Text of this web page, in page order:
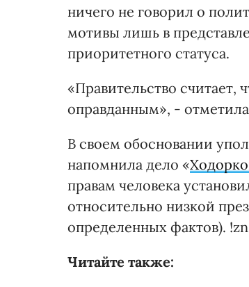
ничего не говорил о
мотивы лишь в
приоритетного статуса.
«Правительство
оправданным», -
В своем обосновании
напомнила дело «
правам человека
относительно низкой
определенных фактов). !zn
Читайте также: